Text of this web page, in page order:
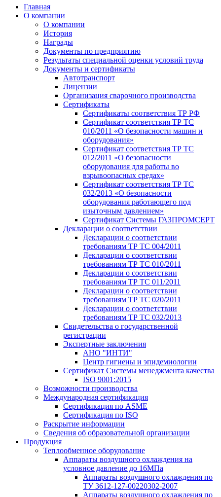
Главная
О компании
О компании
История
Награды
Документы по предприятию
Результаты специальной оценки условий труда
Документы и сертификаты
Автотранспорт
Лицензии
Организация сварочного производства
Cертификаты
Сертификаты соответствия ТР РФ
Сертификат соответствия ТР ТС
010/2011 «О безопасности машин и
оборудования»
Сертификат соответствия ТР ТС
012/2011 «О безопасности
оборудования для работы во
взрывоопасных средах»
Сертификат соответствия ТР ТС
032/2013 «О безопасности
оборудования работающего под
изыточным давлением»
Сертификат Системы ГАЗПРОМСЕРТ
Декларации о соответствии
Декларации о соответствии
требованиям ТР ТС 004/2011
Декларации о соответствии
требованиям ТР ТС 010/2011
Декларации о соответствии
требованиям ТР ТС 011/2011
Декларации о соответствии
требованиям ТР ТС 020/2011
Декларации о соответствии
требованиям ТР ТС 032/2013
Свидетельства о государственной
регистрации
Экспертные заключения
АНО "ИНТИ"
Центр гигиены и эпидемиологии
Сертификат Системы менеджмента качества
ISO 9001:2015
Возможности производства
Международная сертификация
Сертификация по ASME
Сертификация по ISO
Раскрытие информации
Сведения об образовательной организации
Продукция
Теплообменное оборудование
Аппараты воздушного охлаждения на
условное давление до 16МПа
Аппараты воздушного охлаждения по
ТУ 3612-127-00220302-2007
Аппараты воздушного охлаждения по